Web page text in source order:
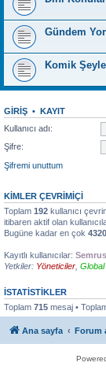
Gündem
Komik
GIRIŞ • KAYIT
Kullanıcı adı:
Şifre:
Şifremi unuttum
KIMLER ÇEVRIMIÇI
Toplam 192 kullanıcı
itibaren aktif olan
Bugüne kadar en çok 4320
Kayıtlı kullanıcılar:
Yetkiler: Yöneticiler
İSTATISTIKLER
Toplam 715 mesaj •
Ana sayfa Forum